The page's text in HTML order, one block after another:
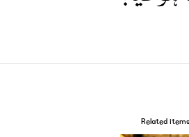
Related items